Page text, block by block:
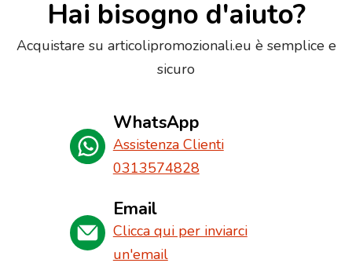
Hai bisogno d'aiuto?
Acquistare su articolipromozionali.eu è semplice e
sicuro
WhatsApp
Assistenza Clienti
0313574828
Email
Clicca qui per inviarci
un'email